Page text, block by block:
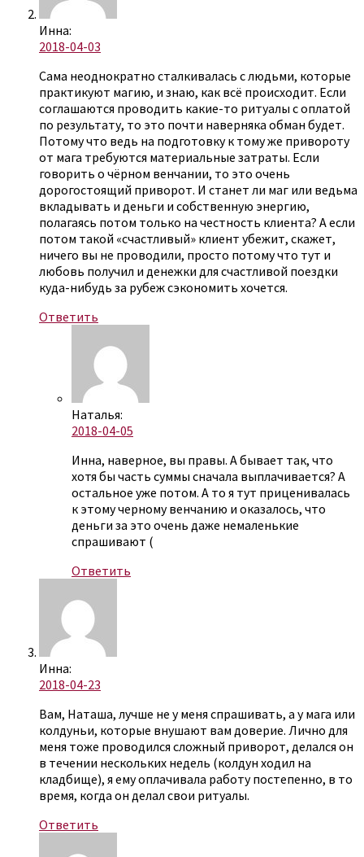
Инна:
2018-04-03
Сама неоднократно сталкивалась с людьми, которые
практикуют магию, и знаю, как всё происходит. Если
соглашаются проводить какие-то ритуалы с оплатой
по результату, то это почти наверняка обман будет.
Потому что ведь на подготовку к тому же привороту
от мага требуются материальные затраты. Если
говорить о чёрном венчании, то это очень
дорогостоящий приворот. И станет ли маг или ведьма
вкладывать и деньги и собственную энергию,
полагаясь потом только на честность клиента? А если
потом такой «счастливый» клиент убежит, скажет,
ничего вы не проводили, просто потому что тут и
любовь получил и денежки для счастливой поездки
куда-нибудь за рубеж сэкономить хочется.
Ответить
Наталья:
2018-04-05
Инна, наверное, вы правы. А бывает так, что
хотя бы часть суммы сначала выплачивается? А
остальное уже потом. А то я тут приценивалась
к этому черному венчанию и оказалось, что
деньги за это очень даже немаленькие
спрашивают (
Ответить
Инна:
2018-04-23
Вам, Наташа, лучше не у меня спрашивать, а у мага или
колдуньи, которые внушают вам доверие. Лично для
меня тоже проводился сложный приворот, делался он
в течении нескольких недель (колдун ходил на
кладбище), я ему оплачивала работу постепенно, в то
время, когда он делал свои ритуалы.
Ответить